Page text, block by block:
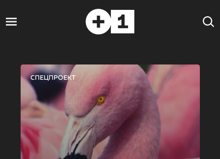
СПЕЦПРОЕКТ